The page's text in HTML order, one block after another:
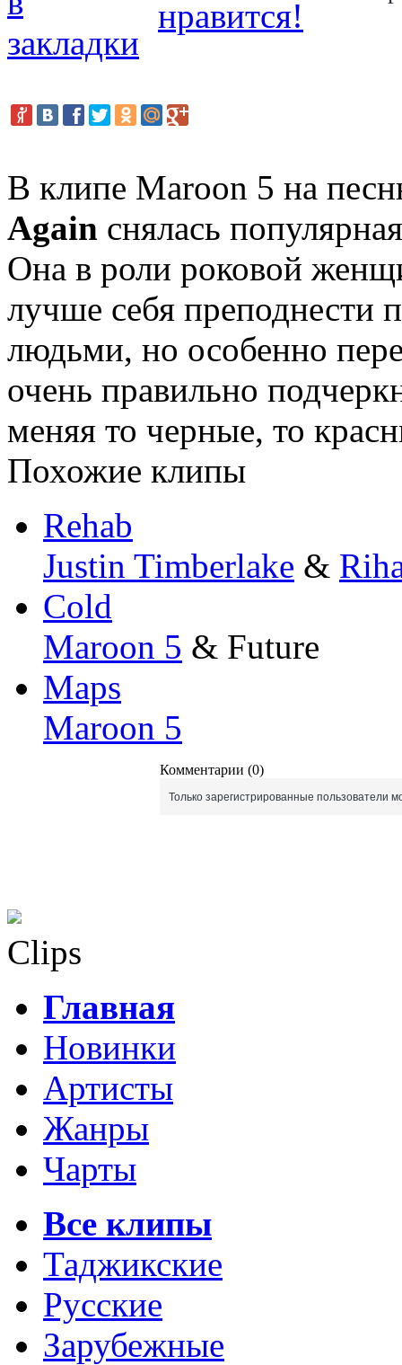
В клипе Maroon 5 на
Again снялась
Она в роли роковой
лучше себя преподнести
людьми, но особенно
очень правильно
меняя то черные, то
Похожие клипы
Rehab
Justin Timberlake &
Cold
Maroon 5 & Future
Maps
Maroon 5
Комментарии (0)
Только зарегистрированные пользователи
Clips
Главная
Новинки
Артисты
Жанры
Чарты
Все клипы
Таджикские
Русские
Зарубежные